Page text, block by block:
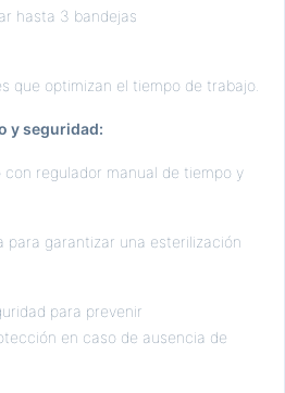
hasta 3 bandejas
que optimizan el tiempo de trabajo.
y seguridad:
regulador manual de tiempo y
para garantizar una esterilización
para prevenir
en caso de ausencia de